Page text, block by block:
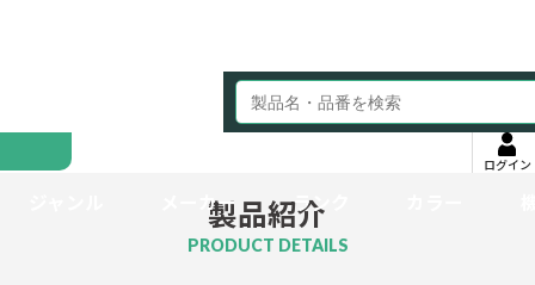
ログイン
メーカー ランク
製品紹介
PRODUCT DETAILS